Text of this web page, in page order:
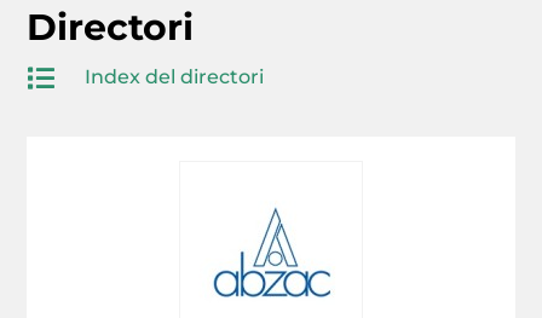
Directori
 Index del directori